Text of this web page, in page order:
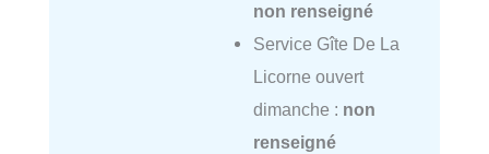
non renseigné
Service Gîte De La
Licorne ouvert
dimanche : non
renseigné